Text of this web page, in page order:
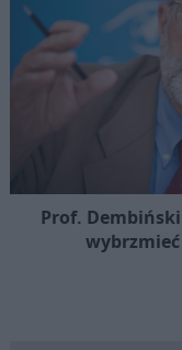
Prof.